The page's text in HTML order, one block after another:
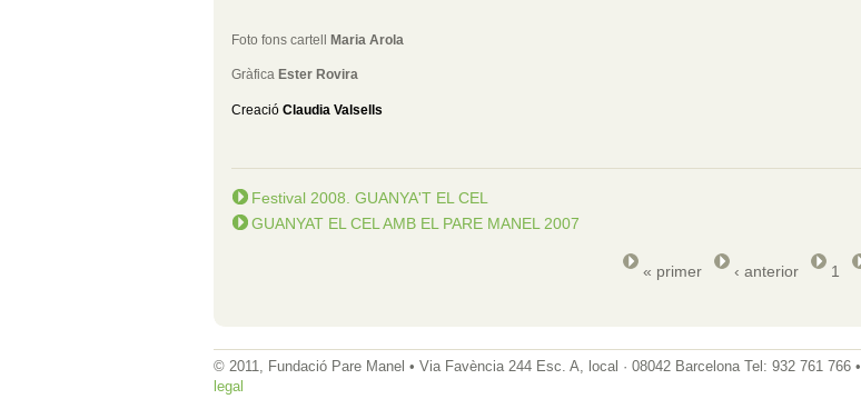
Foto fons cartell Maria Arola
Gràfica Ester Rovira
Creació Claudia Valsells
Festival 2008. GUANYA'T EL CEL
GUANYAT EL CEL AMB EL PARE MANEL 2007
« primer ‹ anterior 1
© 2011, Fundació Pare Manel • Via Favència 244 Esc. A, local · 08042 Barcelona Tel: 932 761 766 •
legal